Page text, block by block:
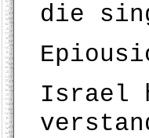
die
Israel